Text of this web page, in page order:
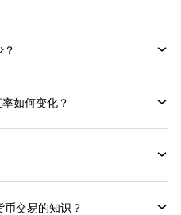
如何变化？
交易的知识？